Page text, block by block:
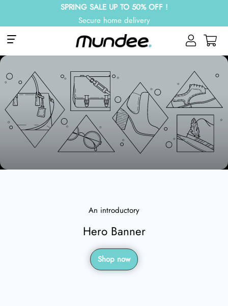
SPRING SALE UP TO 50% OFF !
Secure home delivery
An introductory
Hero Banner
Shop now